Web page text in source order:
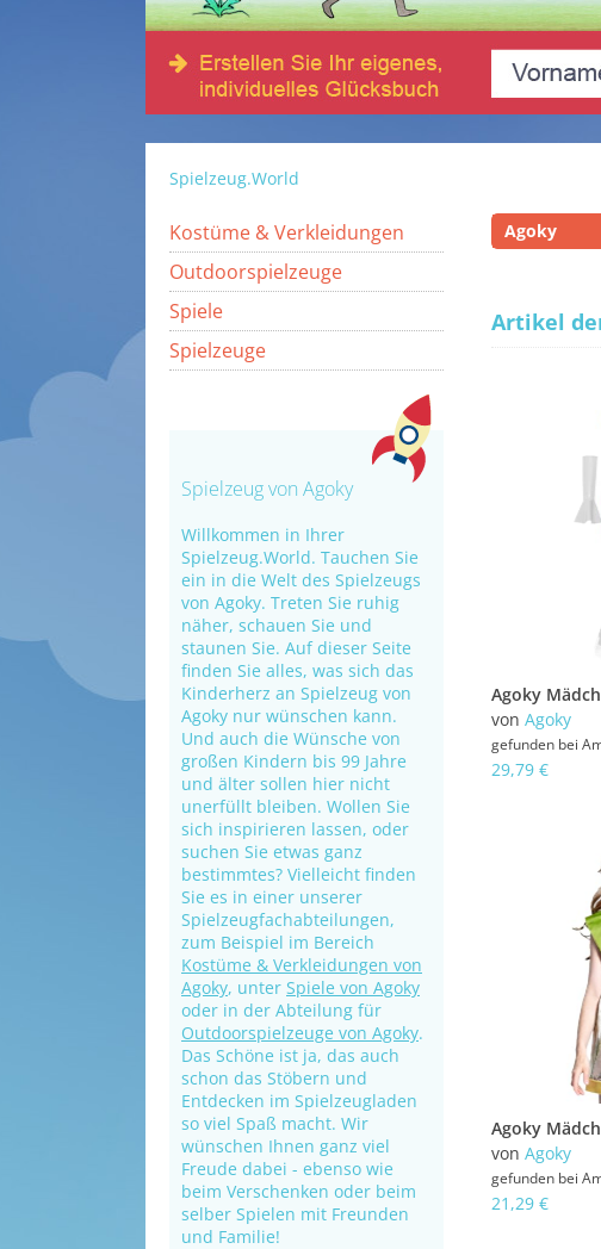
Spielzeug.World
Kostüme & Verkleidungen
Outdoorspielzeuge
Spiele
Spielzeuge
Spielzeug von Agoky
Willkommen in Ihrer
Spielzeug.World. Tauchen Sie
ein in die Welt des Spielzeugs
von Agoky. Treten Sie ruhig
näher, schauen Sie und
staunen Sie. Auf dieser Seite
finden Sie alles, was sich das
Kinderherz an Spielzeug von
Agoky nur wünschen kann.
Und auch die Wünsche von
großen Kindern bis 99 Jahre
und älter sollen hier nicht
unerfüllt bleiben. Wollen Sie
sich inspirieren lassen, oder
suchen Sie etwas ganz
bestimmtes? Vielleicht finden
Sie es in einer unserer
Spielzeugfachabteilungen,
zum Beispiel im Bereich
Kostüme & Verkleidungen von
Agoky, unter Spiele von Agoky
oder in der Abteilung für
Outdoorspielzeuge von Agoky.
Das Schöne ist ja, das auch
schon das Stöbern und
Entdecken im Spielzeugladen
so viel Spaß macht. Wir
wünschen Ihnen ganz viel
Freude dabei - ebenso wie
beim Verschenken oder beim
selber Spielen mit Freunden
und Familie!
Agoky
Artikel
von Agoky
gefunden bei
29,79 €
von Agoky
gefunden bei
21,29 €